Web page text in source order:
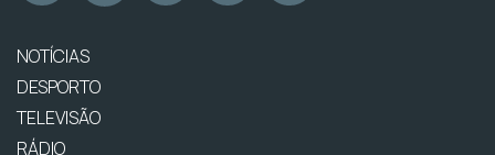
NOTÍCIAS
DESPORTO
TELEVISÃO
RÁDIO